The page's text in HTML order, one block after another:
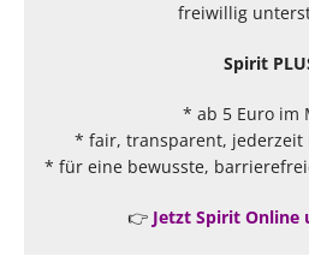
freiwillig
Spirit
* ab 5 Euro im
* fair, transparent, jederzeit
* für eine bewusste,
👉 Jetzt Spirit Online